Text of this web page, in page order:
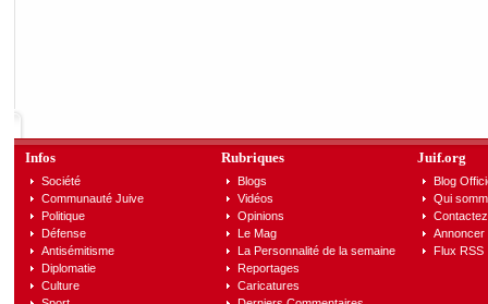
Infos
Société
Communauté Juive
Politique
Défense
Antisémitisme
Diplomatie
Culture
Rubriques
Blogs
Vidéos
Opinions
Le Mag
La Personnalité de la semaine
Reportages
Caricatures
Juif.org
Blog
Qui
Annoncer
Flux RSS